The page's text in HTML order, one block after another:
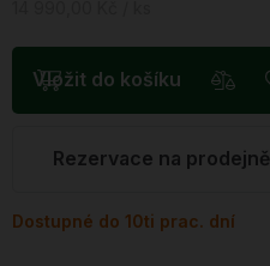
Vložit do košíku
Rezervace na prodejně
Dostupné do 10ti prac. dní